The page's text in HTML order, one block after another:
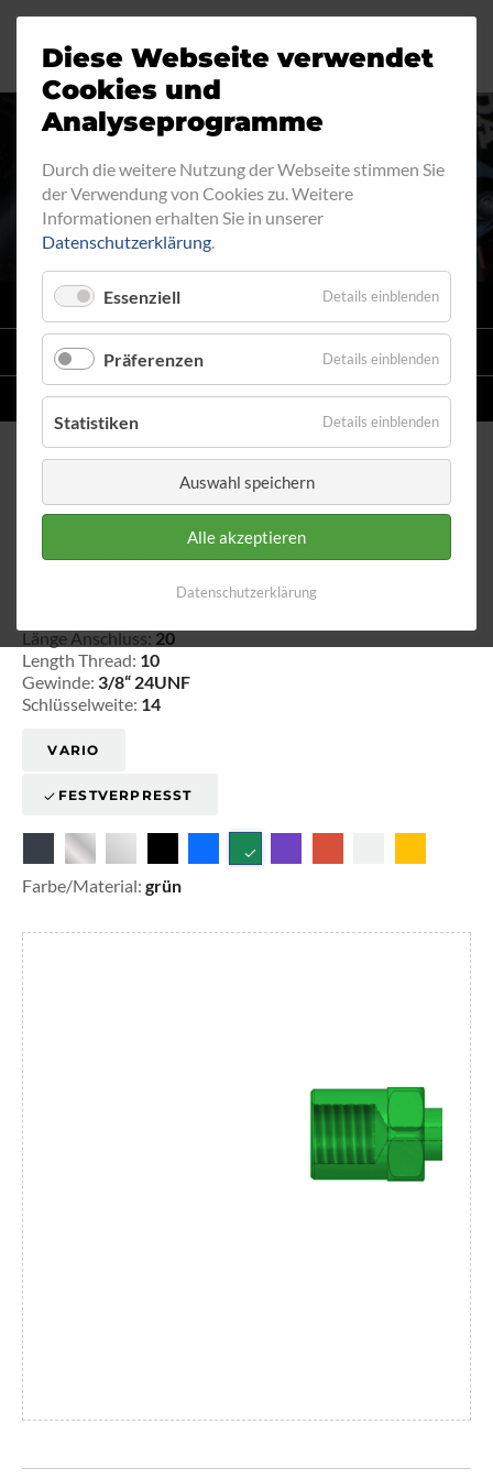
INNENGEWINDE - FEST 730
VARIO
STAHLFLEX -LEITUNGSKITS FÜR MOTORRÄDER
EINZELLEITUNGENNACH MASS
Innengewinde - fest 730
Länge Anschluss: 20
Length Thread: 10
Gewinde: 3/8“ 24UNF
Schlüsselweite: 14
VARIO
FESTVERPRESST
Farbe/Material: grün
Diese Webseite verwendet
Cookies und
Analyseprogramme
Durch die weitere Nutzung der Webseite stimmen Sie
der Verwendung von Cookies zu. Weitere
Informationen erhalten Sie in unserer
Datenschutzerklärung.
Essenziell Details einblenden
Präferenzen Details einblenden
Statistiken Details einblenden
Auswahl speichern
Alle akzeptieren
Datenschutzerklärung
Motorrad
Industrie
Automobil
Fahrrad
Ringfitting
Aussengewinde
Innengewinde
Hohlschrauben
Verteiler
Katalog
Jobs